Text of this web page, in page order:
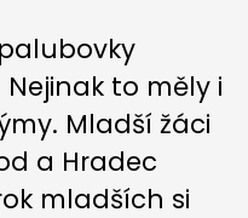
to měly i
Mladší žáci
a Hradec
mladších si